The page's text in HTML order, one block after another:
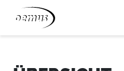
Zum Inhalt springen